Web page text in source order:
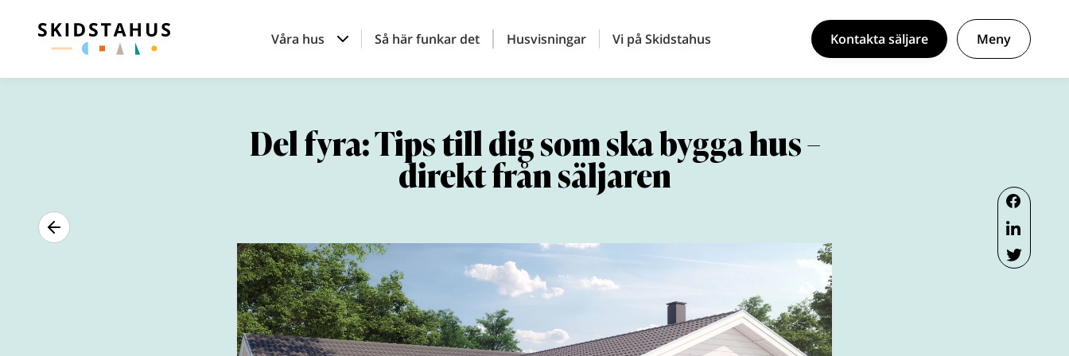
Våra hus Så här funkar det Husvisningar Vi på Skidstahus Kontakta säljare Meny
Del fyra: Tips till dig som ska bygga hus –
direkt från säljaren